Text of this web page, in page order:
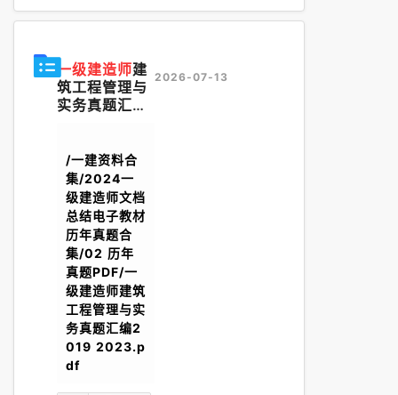
一级建造师建
筑工程管理与
实务真题汇编
/一建资料合
集/2024一
级建造师文档
总结电子教材
历年真题合
集/02 历年
真题PDF/一
级建造师建筑
工程管理与实
务真题汇编2
019 2023.p
df
2026-07-13